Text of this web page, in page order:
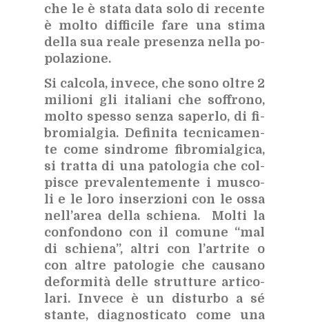
che le è sta­ta data solo di re­cen­te
è mol­to dif­fi­ci­le fare una sti­ma
del­la sua rea­le pre­sen­za nel­la po­
po­la­zio­ne.
Si cal­co­la, in­ve­ce, che sono ol­tre 2
mi­lio­ni gli ita­lia­ni che sof­fro­no,
mol­to spes­so sen­za sa­per­lo, di fi­
bro­mial­gia. De­fi­ni­ta tec­ni­ca­men­
te come sin­dro­me fi­bro­mial­gi­ca,
si trat­ta di una pa­to­lo­gia che col­
pi­sce pre­va­len­te­men­te i mu­sco­
li e le loro in­ser­zio­ni con le ossa
nel­l’a­rea del­la schie­na.
Mol­ti la
con­fon­do­no con il co­mu­ne “mal
di schie­na”, al­tri con l’ar­tri­te o
con al­tre pa­to­lo­gie che cau­sa­no
de­for­mi­tà del­le strut­tu­re ar­ti­co­
la­ri. In­ve­ce è un di­stur­bo a sé
stan­te, dia­gno­sti­ca­to come una